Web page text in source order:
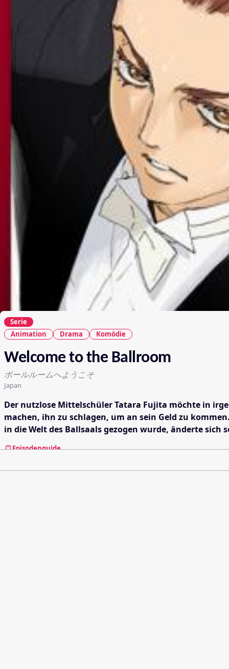
Serie
Animation
Drama Komödie
Welcome to the Ballroom
ボールルームへようこそ
Japan
Der nutzlose Mittelschüler Tatara Fujita möchte in
machen, ihn zu schlagen, um an sein Geld zu
in die Welt des Ballsaals gezogen wurde, änderte sich
Episodenguide